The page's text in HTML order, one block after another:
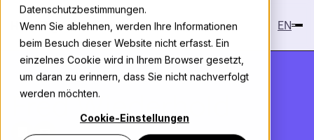
Datenschutzbestimmungen.
Wenn Sie ablehnen, werden Ihre Informationen
beim Besuch dieser Website nicht erfasst. Ein
einzelnes Cookie wird in Ihrem Browser gesetzt,
um daran zu erinnern, dass Sie nicht nachverfolgt
werden möchten.
Cookie-Einstellungen
EN
Fred Wiederhold